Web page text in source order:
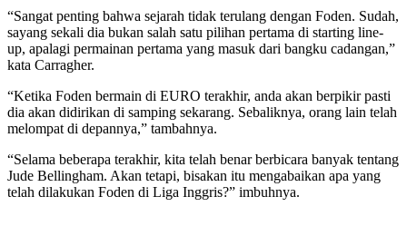
“Sangat penting bahwa sejarah tidak terulang dengan Foden. Sudah,
sayang sekali dia bukan salah satu pilihan pertama di starting line-
up, apalagi permainan pertama yang masuk dari bangku cadangan,”
kata Carragher.
“Ketika Foden bermain di EURO terakhir, anda akan berpikir pasti
dia akan didirikan di samping sekarang. Sebaliknya, orang lain telah
melompat di depannya,” tambahnya.
“Selama beberapa terakhir, kita telah benar berbicara banyak tentang
Jude Bellingham. Akan tetapi, bisakan itu mengabaikan apa yang
telah dilakukan Foden di Liga Inggris?” imbuhnya.